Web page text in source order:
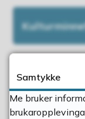
Samtykke
Me bruker